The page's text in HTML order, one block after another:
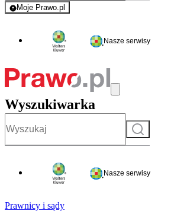
Moje Prawo.pl
- rejestracja i logowanie do serwisu
Nasze serwisy
Wyszukiwarka
Szukaj
Nasze serwisy
Prawnicy i sądy